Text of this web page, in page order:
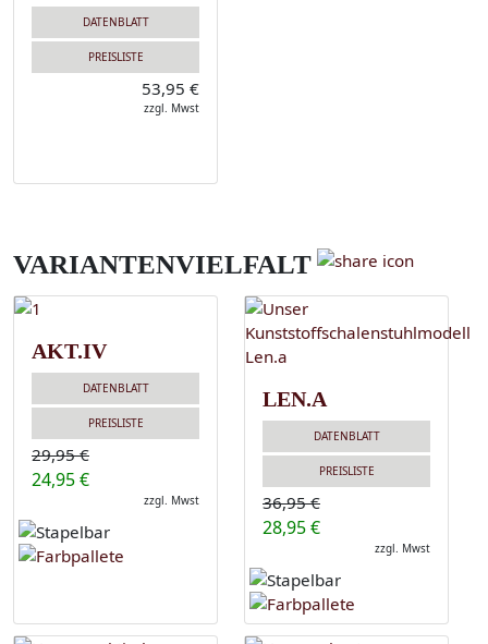
DATENBLATT
PREISLISTE
53,95 €
zzgl. Mwst
VARIANTENVIELFALT
AKT.IV
DATENBLATT
PREISLISTE
29,95 €
24,95 €
zzgl. Mwst
LEN.A
DATENBLATT
PREISLISTE
36,95 €
28,95 €
zzgl. Mwst